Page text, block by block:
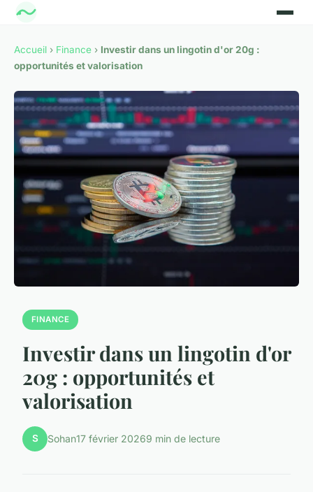
Accueil › Finance › Investir dans un lingotin d'or 20g :
opportunités et valorisation
FINANCE
Investir dans un lingotin d'or
20g : opportunités et
valorisation
S Sohan17 février 20269 min de lecture